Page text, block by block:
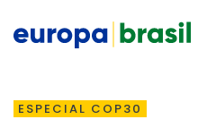
ESPECIAL COP30